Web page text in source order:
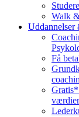
Walk
Uddannelser
Få
værdier